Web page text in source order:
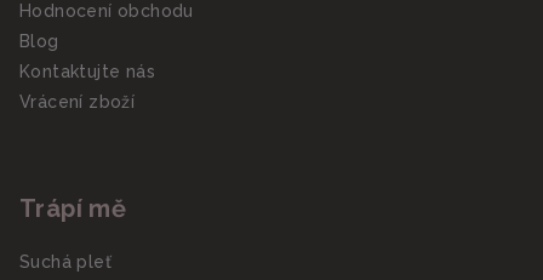
Hodnocení obchodu
Blog
Kontaktujte nás
Vrácení zboží
Trápí mě
Suchá pleť